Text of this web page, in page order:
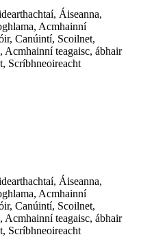
Áiseanna,
Acmhainní
Canúintí, Scoilnet,
teagaisc, ábhair
Scríbhneoireacht
Áiseanna,
Acmhainní
Canúintí, Scoilnet,
teagaisc, ábhair
Scríbhneoireacht